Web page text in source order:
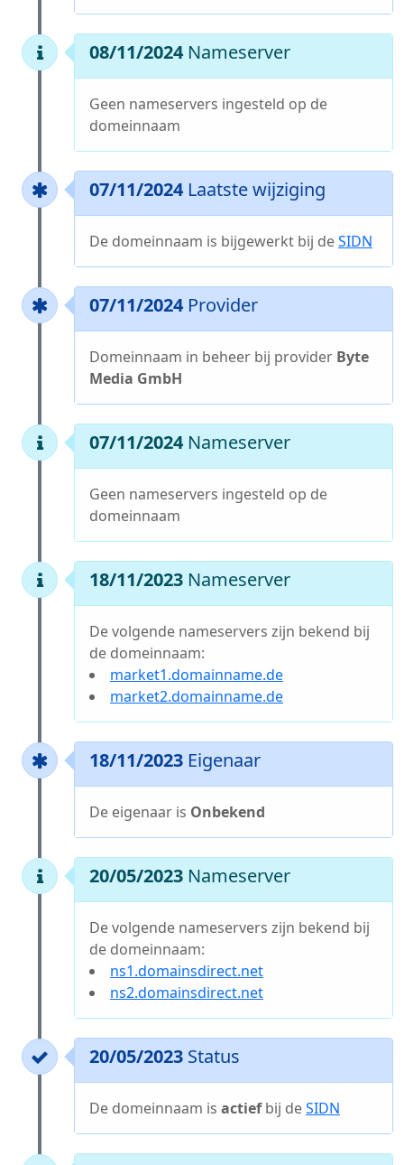
08/11/2024 Nameserver
Geen nameservers ingesteld op de
domeinnaam
07/11/2024 Laatste wijziging
De domeinnaam is bijgewerkt bij deSIDN
07/11/2024 Provider
Domeinnaam in beheer bij provider Byte
Media GmbH
07/11/2024 Nameserver
Geen nameservers ingesteld op de
domeinnaam
18/11/2023 Nameserver
De volgende nameservers zijn bekend bij
de domeinnaam:
market1.domainname.de
market2.domainname.de
18/11/2023 Eigenaar
De eigenaar is Onbekend
20/05/2023 Nameserver
De volgende nameservers zijn bekend bij
de domeinnaam:
ns1.domainsdirect.net
ns2.domainsdirect.net
20/05/2023 Status
De domeinnaam is actiefbij deSIDN